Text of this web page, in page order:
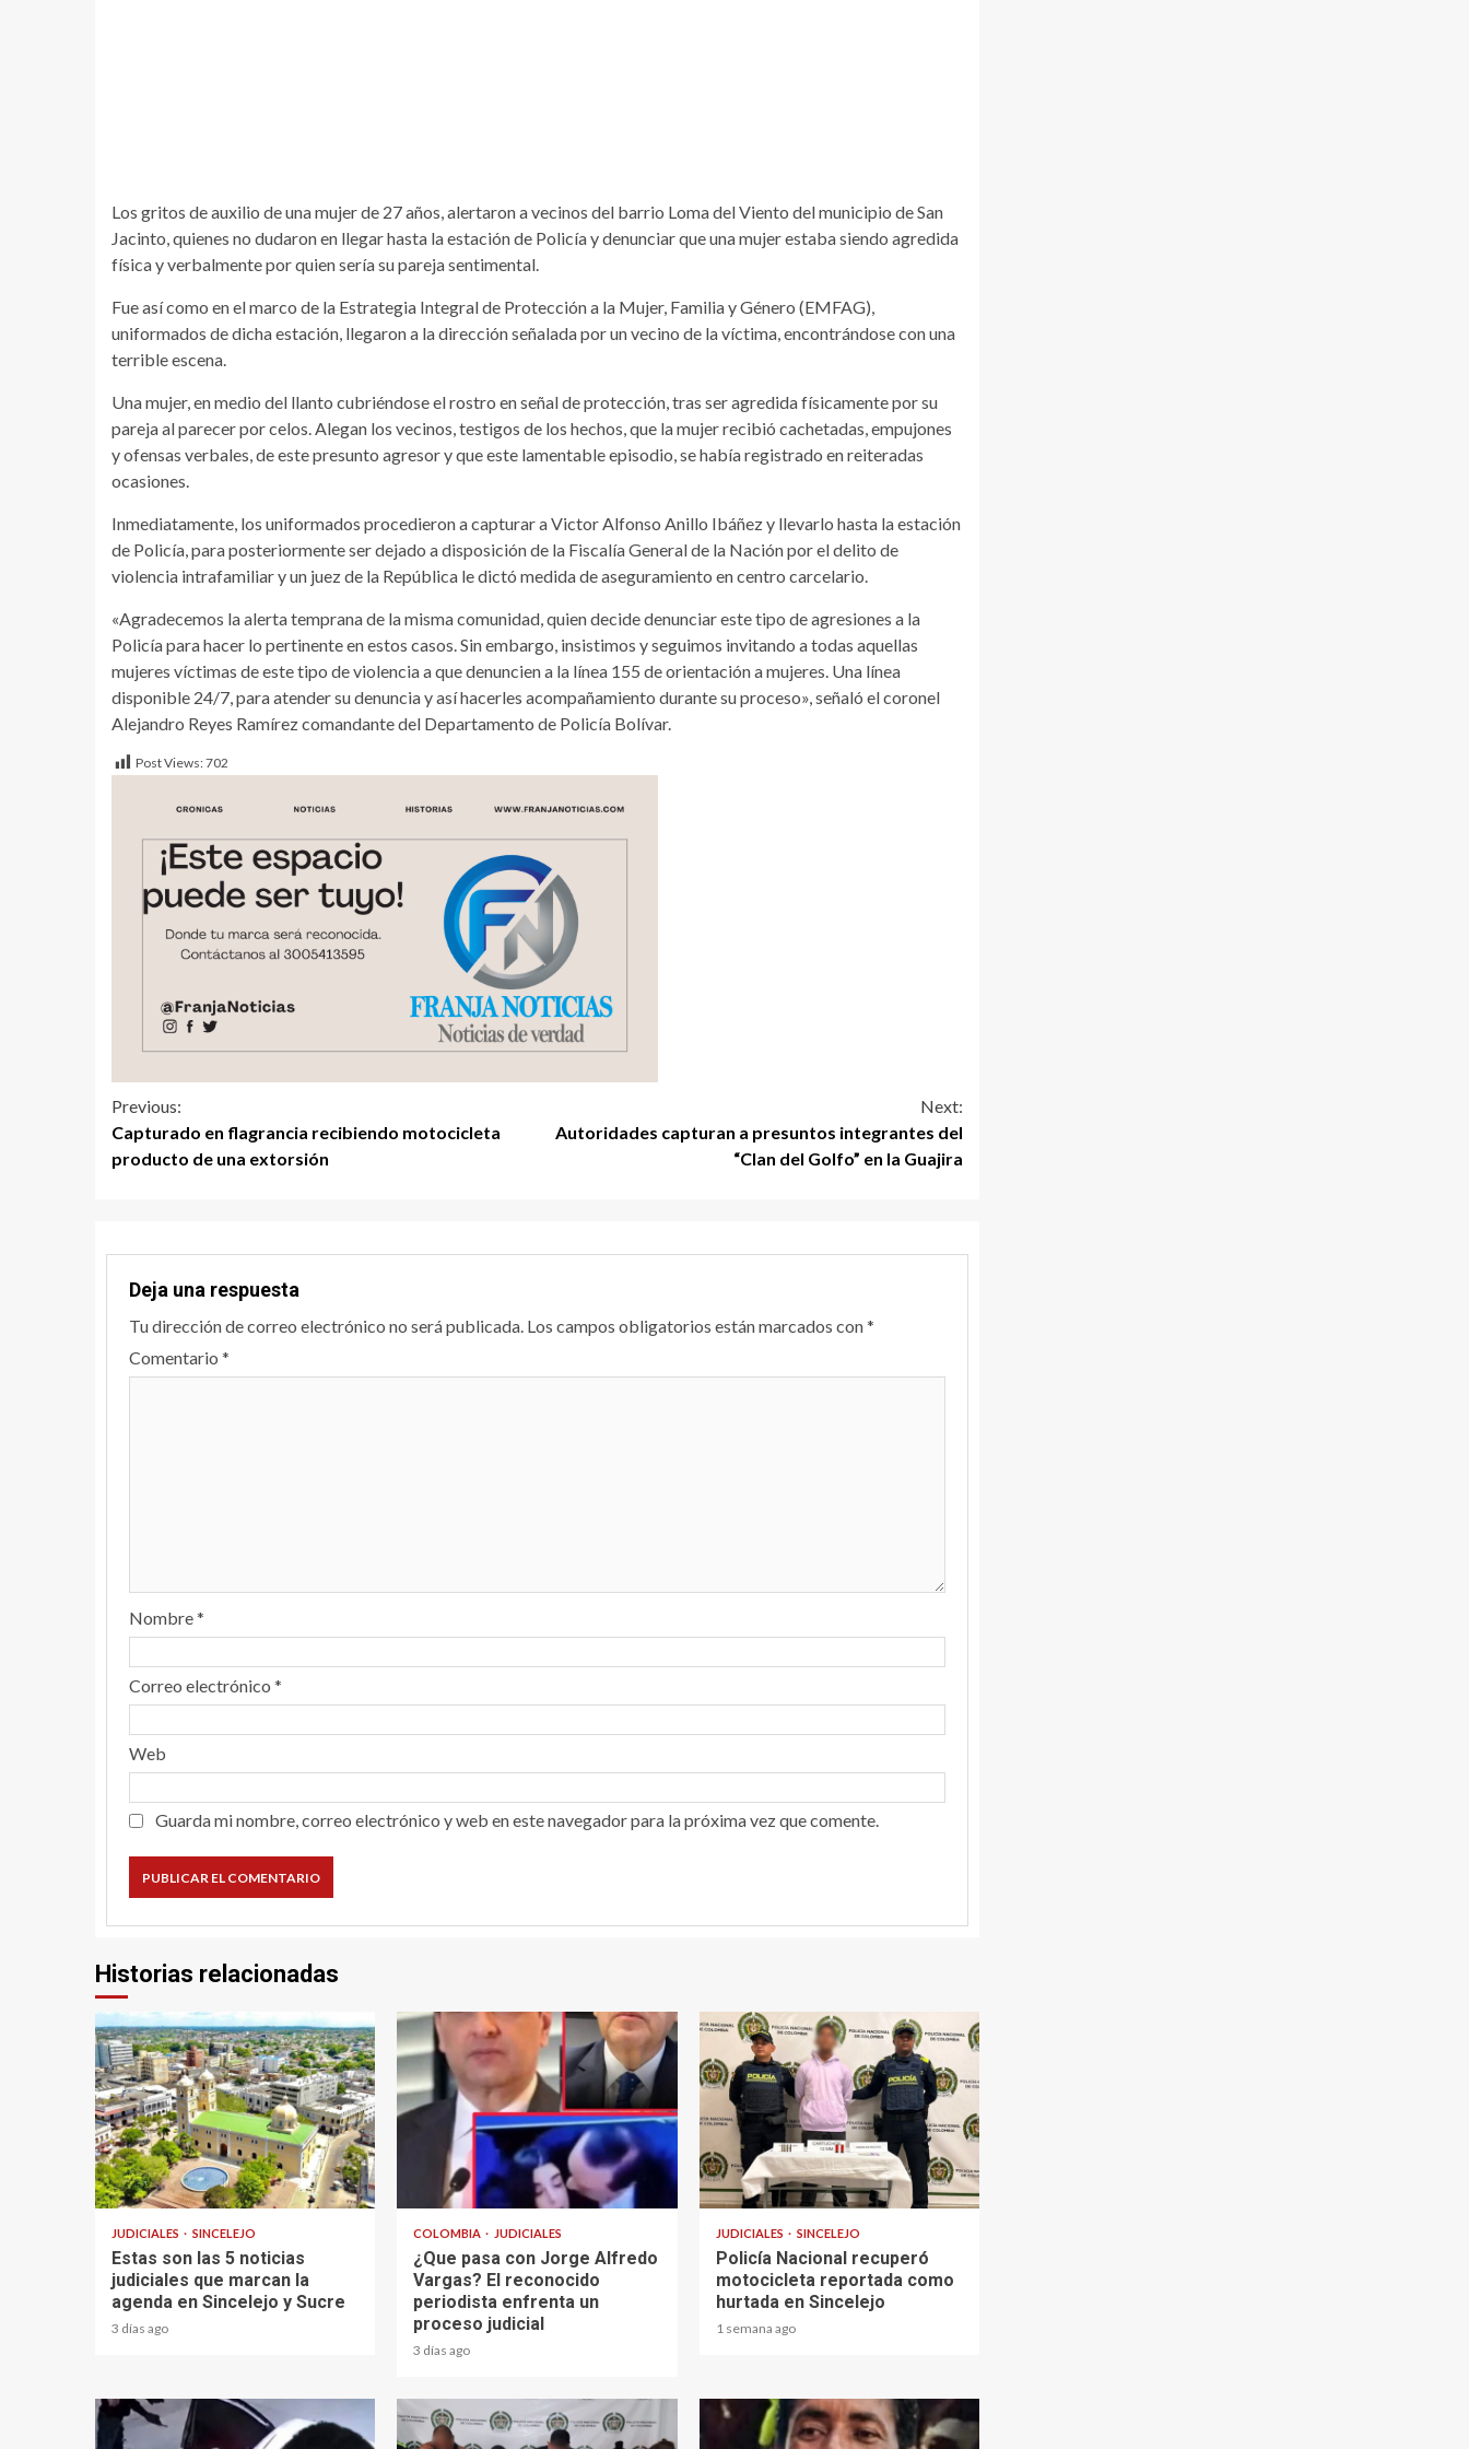
Los gritos de auxilio de una mujer de 27 años, alertaron a vecinos del barrio Loma del Viento del municipio de San
Jacinto, quienes no dudaron en llegar hasta la estación de Policía y denunciar que una mujer estaba siendo agredida
física y verbalmente por quien sería su pareja sentimental.
Fue así como en el marco de la Estrategia Integral de Protección a la Mujer, Familia y Género (EMFAG),
uniformados de dicha estación, llegaron a la dirección señalada por un vecino de la víctima, encontrándose con una
terrible escena.
Una mujer, en medio del llanto cubriéndose el rostro en señal de protección, tras ser agredida físicamente por su
pareja al parecer por celos. Alegan los vecinos, testigos de los hechos, que la mujer recibió cachetadas, empujones
y ofensas verbales, de este presunto agresor y que este lamentable episodio, se había registrado en reiteradas
ocasiones.
Inmediatamente, los uniformados procedieron a capturar a Victor Alfonso Anillo Ibáñez y llevarlo hasta la estación
de Policía, para posteriormente ser dejado a disposición de la Fiscalía General de la Nación por el delito de
violencia intrafamiliar y un juez de la República le dictó medida de aseguramiento en centro carcelario.
«Agradecemos la alerta temprana de la misma comunidad, quien decide denunciar este tipo de agresiones a la
Policía para hacer lo pertinente en estos casos. Sin embargo, insistimos y seguimos invitando a todas aquellas
mujeres víctimas de este tipo de violencia a que denuncien a la línea 155 de orientación a mujeres. Una línea
disponible 24/7, para atender su denuncia y así hacerles acompañamiento durante su proceso», señaló el coronel
Alejandro Reyes Ramírez comandante del Departamento de Policía Bolívar.
Post Views:702
Previous:
Capturado en flagrancia recibiendo motocicleta
producto de una extorsión
Next:
Autoridades capturan a presuntos integrantes del
“Clan del Golfo” en la Guajira
Deja una respuesta
Tu dirección de correo electrónico no será publicada. Los campos obligatorios están marcados con*
Comentario *
Nombre*
Correo electrónico *
Web
Guarda mi nombre, correo electrónico y web en este navegador para la próxima vez que comente.
Historias relacionadas
2 min read
JUDICIALES SINCELEJO
Estas son las 5 noticias
judiciales que marcan la
agenda en Sincelejo y Sucre
3 días ago
2 min read
COLOMBIA JUDICIALES
¿Que pasa con Jorge Alfredo
Vargas? El reconocido
periodista enfrenta un
proceso judicial
3 días ago
1 min read
JUDICIALES SINCELEJO
Policía Nacional recuperó
motocicleta reportada como
hurtada en Sincelejo
1 semana ago